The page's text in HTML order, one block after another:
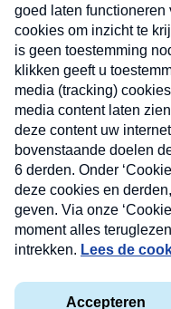
Privacyverklaring
Nieuwsbrief
Neem hier een
nieuwsbrief. Elke